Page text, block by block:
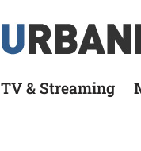
TV & Streaming